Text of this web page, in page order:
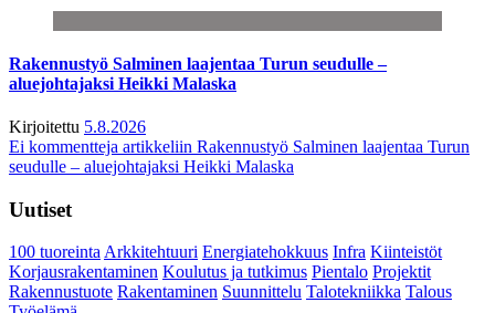
Rakennustyö Salminen laajentaa Turun seudulle –
aluejohtajaksi Heikki Malaska
Kirjoitettu 5.8.2026
Ei kommentteja artikkeliin Rakennustyö Salminen laajentaa Turun
seudulle – aluejohtajaksi Heikki Malaska
Uutiset
100 tuoreintaArkkitehtuuri Energiatehokkuus Infra Kiinteistöt
Korjausrakentaminen Koulutus ja tutkimus Pientalo Projektit
Rakennustuote Rakentaminen Suunnittelu Talotekniikka Talous